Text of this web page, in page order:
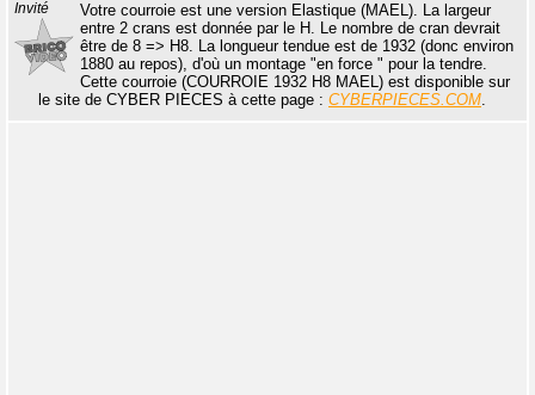
Invité
Votre courroie est une version Elastique (MAEL). La largeur
entre 2 crans est donnée par le H. Le nombre de cran devrait
être de 8 => H8. La longueur tendue est de 1932 (donc environ
1880 au repos), d'où un montage "en force " pour la tendre.
Cette courroie (COURROIE 1932 H8 MAEL) est disponible sur
le site de CYBER PIECES à cette page : CYBERPIECES.COM.